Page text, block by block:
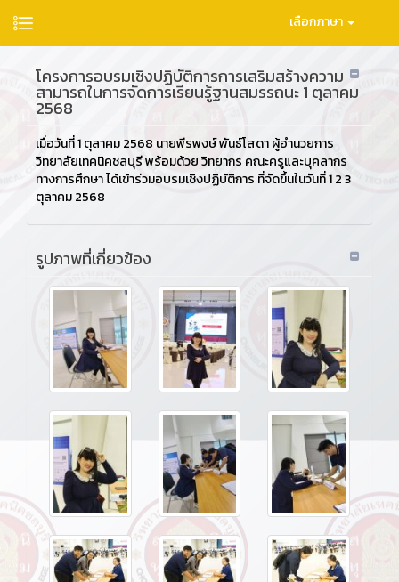
เลือกภาษา
โครงการอบรมเชิงปฏิบัติการการเสริมสร้างความ
สามารถในการจัดการเรียนรู้ฐานสมรรถนะ 1 ตุลาคม
2568
เมื่อวันที่ 1 ตุลาคม 2568 นายพีรพงษ์ พันธ์โสดา ผู้อำนวยการ
วิทยาลัยเทคนิคชลบุรี พร้อมด้วย วิทยากร คณะครูและบุคลากร
ทางการศึกษา ได้เข้าร่วมอบรมเชิงปฏิบัติการ ที่จัดขึ้นในวันที่ 1 2 3
ตุลาคม 2568
รูปภาพที่เกี่ยวข้อง